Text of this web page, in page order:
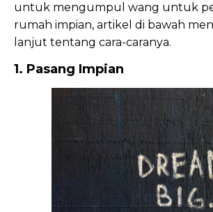
untuk mengumpul wang untuk
rumah impian, artikel di bawah
lanjut tentang cara-caranya.
1. Pasang Impian